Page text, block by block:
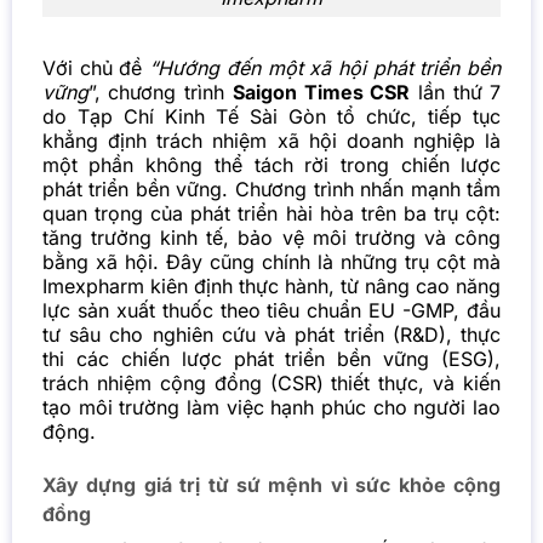
Với chủ đề “Hướng đến một xã hội phát triển bền
vững”, chương trình Saigon Times CSR lần thứ 7
do Tạp Chí Kinh Tế Sài Gòn tổ chức, tiếp tục
khẳng định trách nhiệm xã hội doanh nghiệp là
một phần không thể tách rời trong chiến lược
phát triển bền vững. Chương trình nhấn mạnh tầm
quan trọng của phát triển hài hòa trên ba trụ cột:
tăng trưởng kinh tế, bảo vệ môi trường và công
bằng xã hội. Đây cũng chính là những trụ cột mà
Imexpharm kiên định thực hành, từ nâng cao năng
lực sản xuất thuốc theo tiêu chuẩn EU -GMP, đầu
tư sâu cho nghiên cứu và phát triển (R&D), thực
thi các chiến lược phát triển bền vững (ESG),
trách nhiệm cộng đồng (CSR) thiết thực, và kiến
tạo môi trường làm việc hạnh phúc cho người lao
động.
Xây dựng giá trị từ sứ mệnh vì sức khỏe cộng
đồng